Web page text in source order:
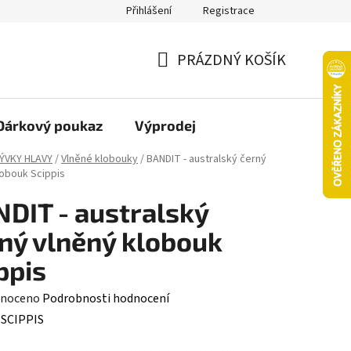
nebo vrácení ve 14denní lhůtě Platba objednávky kartou
Přihlášení Registrace
KOŠÍK
PRÁZDNÝ KOŠÍK
poukaz Výprodej
HLAVY/Vlněné klobouky/BANDIT - australský černý
Scippis
- australský
vlněný klobouk
Podrobnosti hodnocení
SCIPPIS